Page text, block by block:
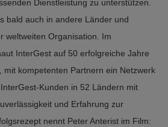
Dienstleistung zu unterstützen.
bald auch in andere Länder und
weltweiten Organisation. Im
InterGest auf 50 erfolgreiche Jahre
mit kompetenten Partnern ein Netzwerk
Kunden in 52 Ländern mit
und Erfahrung zur
nennt Peter Anterist im Film: